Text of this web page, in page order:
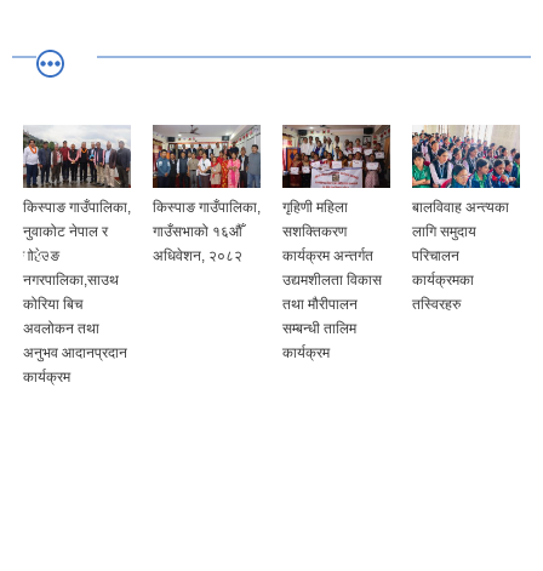
किस्पाङ गाउँपालिका,
नुवाकोट नेपाल र
गोहेउङ
नगरपालिका,साउथ
कोरिया बिच
अवलोकन तथा
अनुभव आदानप्रदान
कार्यक्रम
किस्पाङ गाउँपालिका,
गाउँसभाको १६‍औँ
अधिवेशन, २०८२
गृहिणी महिला
सशक्तिकरण
कार्यक्रम अन्तर्गत
उद्यमशीलता विकास
तथा मौरीपालन
सम्बन्धी तालिम
कार्यक्रम
बालविवाह अन्त्यका
लागि समुदाय
परिचालन
कार्यक्रमका
तस्विरहरु